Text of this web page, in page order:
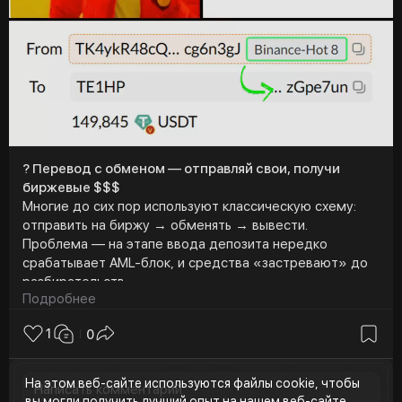
На этом веб-сайте используются файлы cookie, чтобы
y
? Перевод с обменом — отправляй свои, получи
биржевые $$$
Многие до сих пор используют классическую схему:
отправить на биржу → обменять → вывести.
Проблема — на этапе ввода депозита нередко
срабатывает AML-блок, и средства «застревают» до
разбирательств.
Crypto Office (
start=WRKNEDBOHPI)
позволяет отправлять перевод
с автоматическим обменом через Binance —
получатель сразу получает биржевую крипту.
Подробнее
1 0